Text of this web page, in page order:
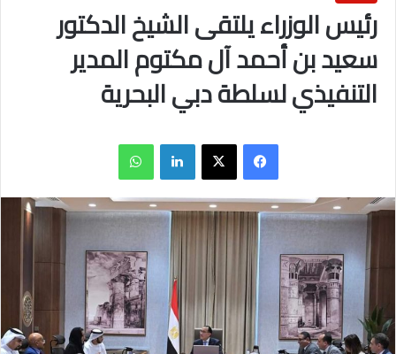
رئيس الوزراء يلتقى الشيخ الدكتور
سعيد بن أحمد آل مكتوم المدير
التنفيذي لسلطة دبي البحرية
فيسبوك X لينكدإن